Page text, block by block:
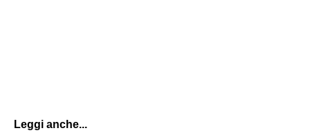
Leggi anche...